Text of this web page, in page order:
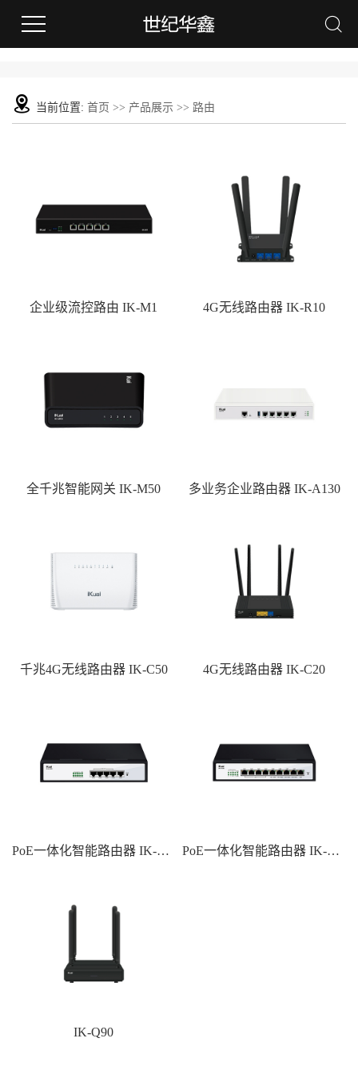
当前位置: 首页 >> 产品展示 >> 路由
企业级流控路由 IK-M1 4G无线路由器 IK-R10
全千兆智能网关 IK-M50 多业务企业路由器 IK-A130
千兆4G无线路由器 IK-C50 4G无线路由器 IK-C20
PoE一体化智能路由器 IK-A135S PoE一体化智能路由器 IK-A139S
IK-Q90